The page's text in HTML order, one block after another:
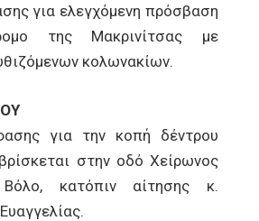
για ελεγχόμενη πρόσβαση
της Μακρινίτσας με
κολωνακίων.
για την κοπή δέντρου
στην οδό Χείρωνος
κατόπιν αίτησης κ.